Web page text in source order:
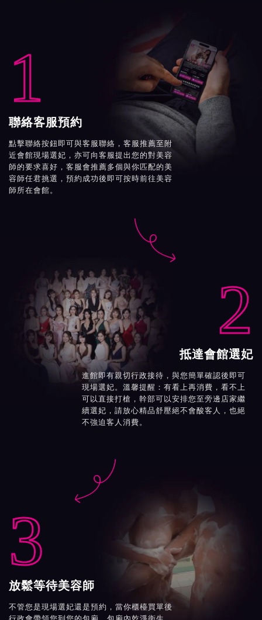
1
聯絡客服預約
點擊聯絡按鈕即可與客服聯絡，客服推薦至附
近會館現場選妃，亦可向客服提出您的對美容
師的要求喜好，客服會推薦多個與你匹配的美
容師任君挑選，預約成功後即可按時前往美容
師所在會館。

2
抵達會館選妃
進館即有親切行政接待，與您簡單確認後即可
現場選妃。溫馨提醒：有看上再消費，看不上
可以直接打槍，幹部可以安排您至旁邊店家繼
續選妃，請放心精品舒壓絕不會酸客人，也絕
不強迫客人消費。

3
放鬆等待美容師
不管您是現場選妃還是預約，當你櫃檯買單後